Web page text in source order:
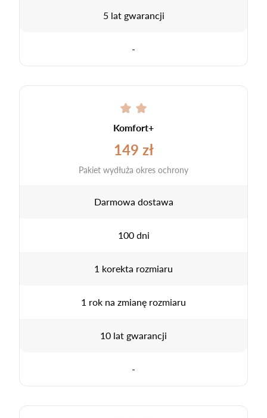
5 lat gwarancji
-
Komfort+
149 zł
Pakiet wydłuża okres ochrony
Darmowa dostawa
100 dni
1 korekta rozmiaru
1 rok na zmianę rozmiaru
10 lat gwarancji
-